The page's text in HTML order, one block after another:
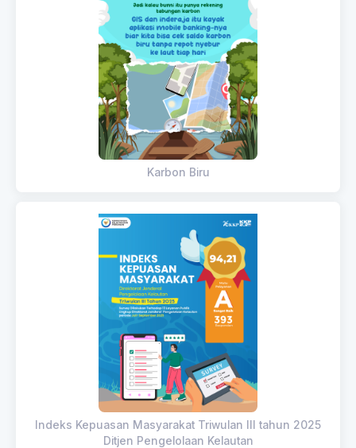
Karbon Biru
Indeks Kepuasan Masyarakat Triwulan III tahun 2025
Ditjen Pengelolaan Kelautan